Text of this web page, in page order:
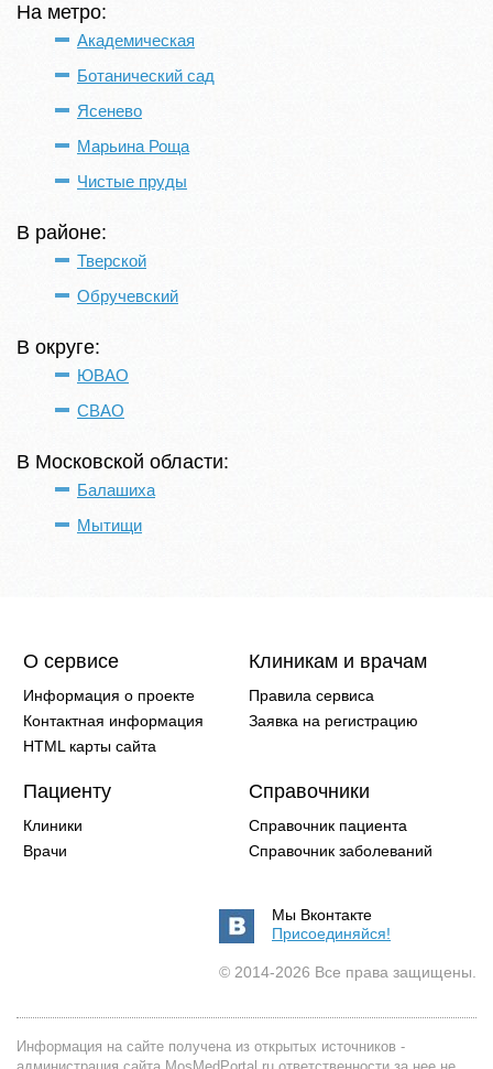
На метро:
Академическая
Ботанический сад
Ясенево
Марьина Роща
Чистые пруды
В районе:
Тверской
Обручевский
В округе:
ЮВАО
СВАО
В Московской области:
Балашиха
Мытищи
О сервисе
Информация о проекте
Контактная информация
HTML карты сайта
Клиникам и врачам
Правила сервиса
Заявка на регистрацию
Пациенту
Клиники
Врачи
Справочники
Справочник пациента
Справочник заболеваний
Мы Вконтакте
Присоединяйся!
© 2014-2026 Все права защищены.
Информация на сайте получена из открытых источников -